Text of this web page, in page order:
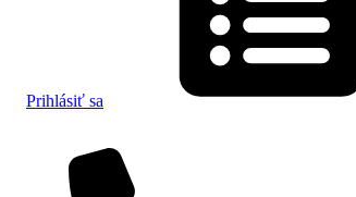
Prihlásiť sa